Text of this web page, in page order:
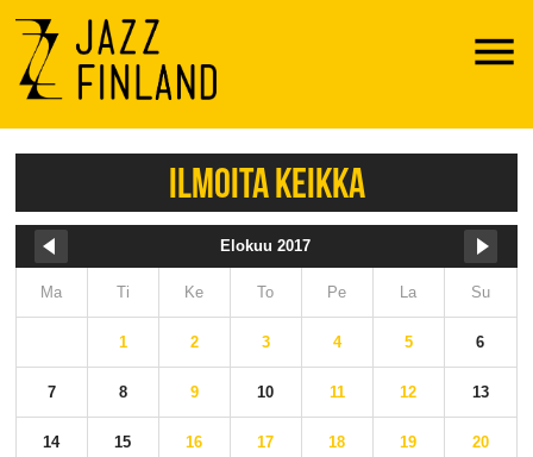
Menu
ILMOITA KEIKKA
Elokuu 2017
Ma Ti Ke To Pe La Su
1 2 3 4 5 6
7 8 9 10 11 12 13
14 15 16 17 18 19 20